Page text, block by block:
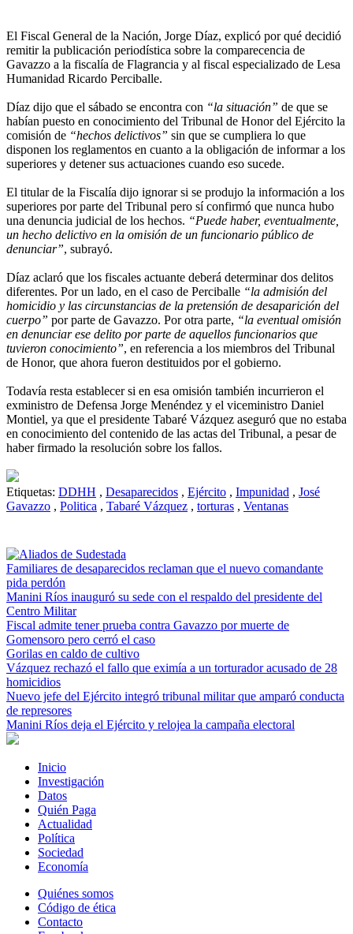
El Fiscal General de la Nación, Jorge Díaz, explicó por qué decidió
remitir la publicación periodística sobre la comparecencia de
Gavazzo a la fiscalía de Flagrancia y al fiscal especializado de Lesa
Humanidad Ricardo Perciballe.
Díaz dijo que el sábado se encontra con “la situación” de que se
habían puesto en conocimiento del Tribunal de Honor del Ejército la
comisión de “hechos delictivos” sin que se cumpliera lo que
disponen los reglamentos en cuanto a la obligación de informar a los
superiores y detener sus actuaciones cuando eso sucede.
El titular de la Fiscalía dijo ignorar si se produjo la información a los
superiores por parte del Tribunal pero sí confirmó que nunca hubo
una denuncia judicial de los hechos. “Puede haber, eventualmente,
un hecho delictivo en la omisión de un funcionario público de
denunciar”, subrayó.
Díaz aclaró que los fiscales actuante deberá determinar dos delitos
diferentes. Por un lado, en el caso de Perciballe “la admisión del
homicidio y las circunstancias de la pretensión de desaparición del
cuerpo” por parte de Gavazzo. Por otra parte, “la eventual omisión
en denunciar ese delito por parte de aquellos funcionarios que
tuvieron conocimiento”, en referencia a los miembros del Tribunal
de Honor, que ahora fueron destituidos por el gobierno.
Todavía resta establecer si en esa omisión también incurrieron el
exministro de Defensa Jorge Menéndez y el viceministro Daniel
Montiel, ya que el presidente Tabaré Vázquez aseguró que no estaba
en conocimiento del contenido de las actas del Tribunal, a pesar de
haber firmado la resolución sobre los fallos.
Etiquetas: DDHH , Desaparecidos , Ejército , Impunidad , José
Gavazzo , Politica , Tabaré Vázquez , torturas , Ventanas
Familiares de desaparecidos reclaman que el nuevo comandante
pida perdón
Manini Ríos inauguró su sede con el respaldo del presidente del
Centro Militar
Fiscal admite tener prueba contra Gavazzo por muerte de
Gomensoro pero cerró el caso
Gorilas en caldo de cultivo
Vázquez rechazó el fallo que eximía a un torturador acusado de 28
homicidios
Nuevo jefe del Ejército integró tribunal militar que amparó conducta
de represores
Manini Ríos deja el Ejército y relojea la campaña electoral
Inicio
Investigación
Datos
Quién Paga
Actualidad
Política
Sociedad
Economía
Quiénes somos
Código de ética
Contacto